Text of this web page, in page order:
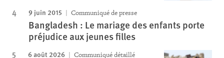
9 juin 2015 Communiqué de presse
Bangladesh : Le mariage des enfants porte
préjudice aux jeunes filles
6 août 2026 Communiqué détaillé